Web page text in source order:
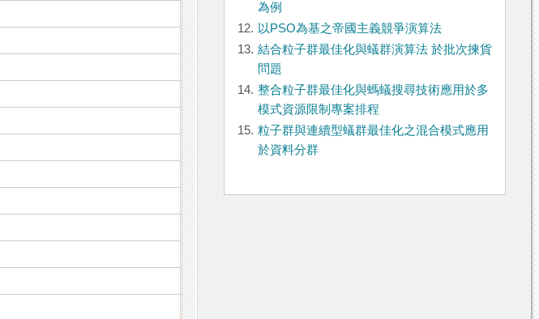
為例
12. 以PSO為基之帝國主義競爭演算法
13. 結合粒子群最佳化與蟻群演算法 於批次揀貨
問題
14. 整合粒子群最佳化與螞蟻搜尋技術應用於多
模式資源限制專案排程
15. 粒子群與連續型蟻群最佳化之混合模式應用
於資料分群